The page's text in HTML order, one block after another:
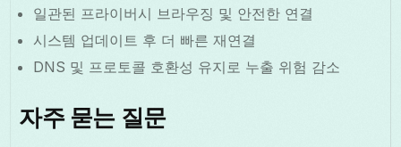
일관된 프라이버시 브라우징 및 안전한 연결
시스템 업데이트 후 더 빠른 재연결
DNS 및 프로토콜 호환성 유지로 누출 위험 감소
자주 묻는 질문